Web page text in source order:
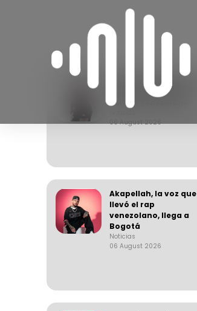
Apache, el arquitecto
de una generación
del rap venezolano
06 August 2026
Akapellah, la voz que
llevó el rap
venezolano, llega a
Bogotá
Noticias
06 August 2026